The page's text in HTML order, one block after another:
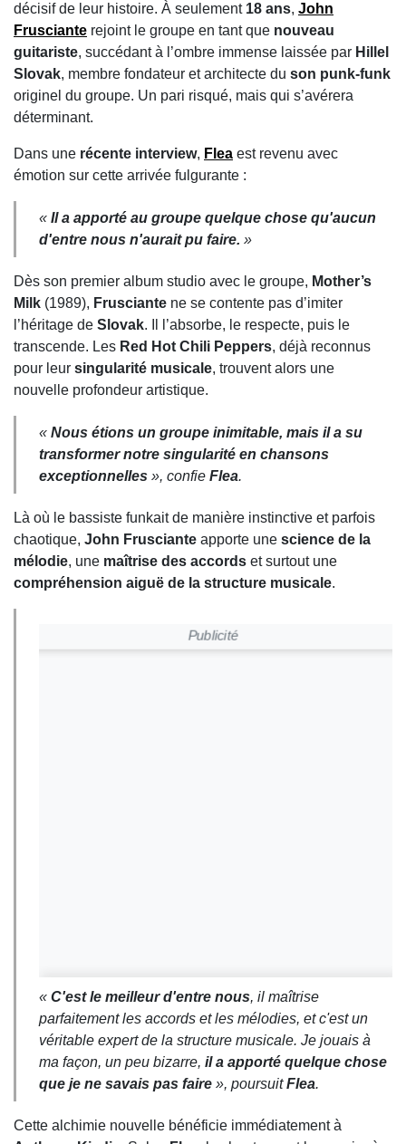
décisif de leur histoire. À seulement 18 ans, John
Frusciante rejoint le groupe en tant que nouveau
guitariste, succédant à l’ombre immense laissée par Hillel
Slovak, membre fondateur et architecte du son punk-funk
originel du groupe. Un pari risqué, mais qui s’avérera
déterminant.
Dans une récente interview, Flea est revenu avec
émotion sur cette arrivée fulgurante :
« Il a apporté au groupe quelque chose qu'aucun
d'entre nous n'aurait pu faire. »
Dès son premier album studio avec le groupe, Mother’s
Milk (1989), Frusciante ne se contente pas d’imiter
l’héritage de Slovak. Il l’absorbe, le respecte, puis le
transcende. Les Red Hot Chili Peppers, déjà reconnus
pour leur singularité musicale, trouvent alors une
nouvelle profondeur artistique.
« Nous étions un groupe inimitable, mais il a su
transformer notre singularité en chansons
exceptionnelles », confie Flea.
Là où le bassiste funkait de manière instinctive et parfois
chaotique, John Frusciante apporte une science de la
mélodie, une maîtrise des accords et surtout une
compréhension aiguë de la structure musicale.
Publicité
« C'est le meilleur d'entre nous, il maîtrise
parfaitement les accords et les mélodies, et c'est un
véritable expert de la structure musicale. Je jouais à
ma façon, un peu bizarre, il a apporté quelque chose
que je ne savais pas faire », poursuitFlea.
Cette alchimie nouvelle bénéficie immédiatement à